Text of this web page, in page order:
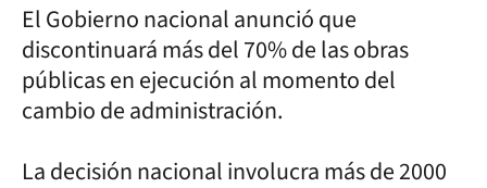
El Gobierno nacional anunció que
discontinuará más del 70% de las obras
públicas en ejecución al momento del
cambio de administración.
La decisión nacional involucra más de 2000